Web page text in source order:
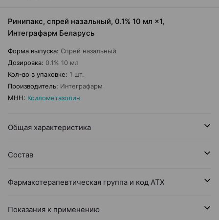
Ринипакс, спрей назальный, 0.1% 10 мл ×1,
Интеграфарм Беларусь
Форма выпуска: Спрей назальный
Дозировка: 0.1% 10 мл
Кол-во в упаковке: 1 шт.
Производитель: Интеграфарм
МНН: Ксилометазолин
Общая характеристика
Состав
Фармакотерапевтическая группа и код АТХ
Показания к применению